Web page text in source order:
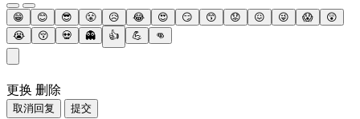
😁 😊 😎 😤 😥 😂 😍 😏 😙 😟 😖 😜 😱
😲
😭
😚 💀 👻 👍 💪 👊
更换 删除
取消回复 提交